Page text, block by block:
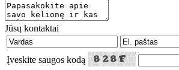
Jūsų kontaktai
Įveskite saugos kodą